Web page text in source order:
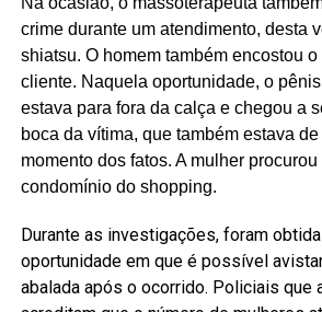
crime durante um atendimento, desta
shiatsu. O homem também encostou
cliente. Naquela oportunidade, o
estava para fora da calça e chegou a
boca da vítima, que também estava
momento dos fatos. A mulher
condomínio do shopping.
Durante as investigações, foram
oportunidade em que é possível
abalada após o ocorrido. Policiais que